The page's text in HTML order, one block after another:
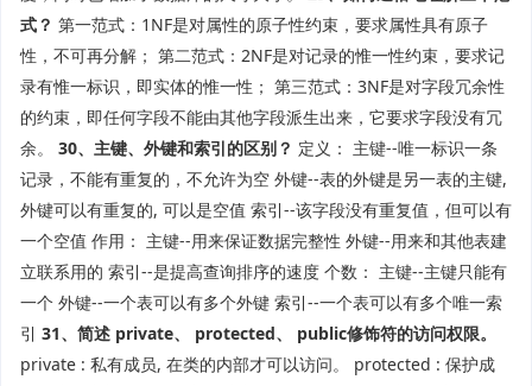
式？ 第一范式：1NF是对属性的原子性约束，要求属性具有原子
性，不可再分解； 第二范式：2NF是对记录的惟一性约束，要求记
录有惟一标识，即实体的惟一性； 第三范式：3NF是对字段冗余性
的约束，即任何字段不能由其他字段派生出来，它要求字段没有冗
余。 30、主键、外键和索引的区别？ 定义： 主键--唯一标识一条
记录，不能有重复的，不允许为空 外键--表的外键是另一表的主键,
外键可以有重复的, 可以是空值 索引--该字段没有重复值，但可以有
一个空值 作用： 主键--用来保证数据完整性 外键--用来和其他表建
立联系用的 索引--是提高查询排序的速度 个数： 主键--主键只能有
一个 外键--一个表可以有多个外键 索引--一个表可以有多个唯一索
引 31、简述 private、 protected、 public修饰符的访问权限。
private : 私有成员, 在类的内部才可以访问。 protected : 保护成